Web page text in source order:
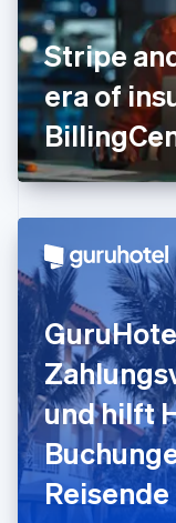
Stripe
era of
und hilft
Griechenland
English
Indien
English
Irland
English
Italien
ItalianoEnglish
Japan
日本語English
Kanada
EnglishFrançais
Kroatien
English Italiano
Lettland
English
Liechtenstein
Deutsch English
Litauen
English
Luxemburg
FrançaisDeutsch
Malaysia